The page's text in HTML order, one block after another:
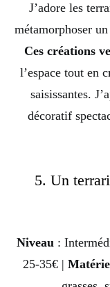
J’adore les
métamorphoser
Ces créations
l’espace tout en
saisissantes.
décoratif
5. Un
Niveau :
25-35€ |